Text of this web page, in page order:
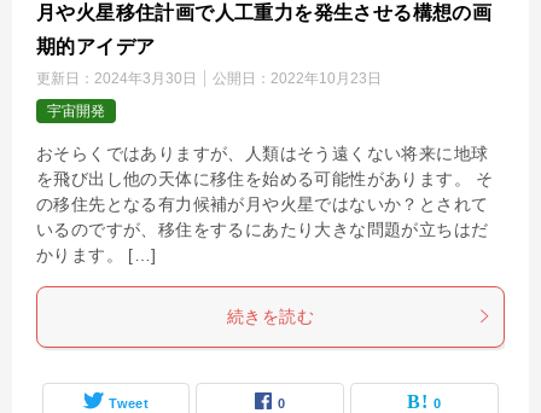
月や火星移住計画で人工重力を発生させる構想の画
期的アイデア
更新日： 2024年3月30日 公開日： 2022年10月23日
宇宙開発
おそらくではありますが、人類はそう遠くない将来に地球
を飛び出し他の天体に移住を始める可能性があります。 そ
の移住先となる有力候補が月や火星ではないか？とされて
いるのですが、移住をするにあたり大きな問題が立ちはだ
かります。 […]
続きを読む
Tweet 0 0